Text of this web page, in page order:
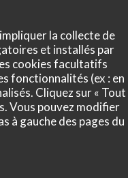
la collecte de
et installés par
cookies facultatifs
fonctionnalités (ex : en
Cliquez sur « Tout
Vous pouvez modifier
à gauche des pages du
* Uniquement sur